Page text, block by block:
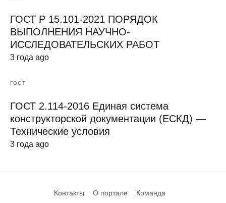
ГОСТ Р 15.101-2021 ПОРЯДОК
ВЫПОЛНЕНИЯ НАУЧНО-
ИССЛЕДОВАТЕЛЬСКИХ РАБОТ
3 года ago
ГОСТ
ГОСТ 2.114-2016 Единая система
конструкторской документации (ЕСКД) —
Технические условия
3 года ago
Контакты О портале Команда